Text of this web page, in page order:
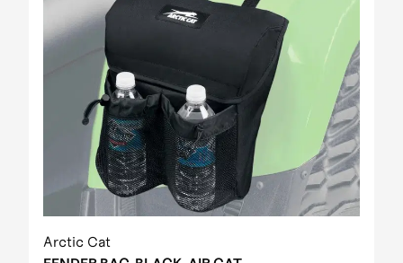
Arctic Cat